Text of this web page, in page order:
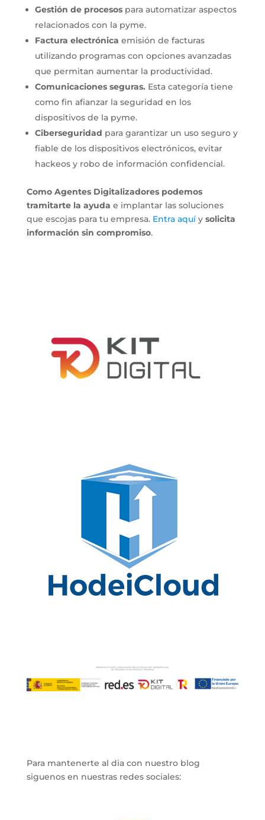
Gestión de procesos para automatizar aspectos
relacionados con la pyme.
Factura electrónica emisión de facturas
utilizando programas con opciones avanzadas
que permitan aumentar la productividad.
Comunicaciones seguras. Esta categoría tiene
como fin afianzar la seguridad en los
dispositivos de la pyme.
Ciberseguridad para garantizar un uso seguro y
fiable de los dispositivos electrónicos, evitar
hackeos y robo de información confidencial.
Como Agentes Digitalizadores podemos
tramitarte la ayuda e implantar las soluciones
que escojas para tu empresa. Entra aquíy solicita
información sin compromiso.
Para mantenerte al dia con nuestro blog
siguenos en nuestras redes sociales: